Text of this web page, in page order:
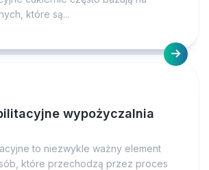
które są...
wypożyczalnia
to niezwykle ważny element
które przechodzą przez proces